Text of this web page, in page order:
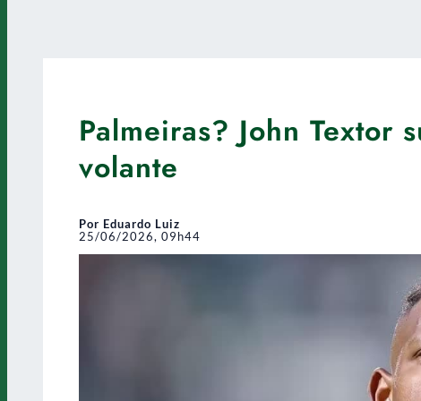
Palmeiras? John
volante
Por Eduardo Luiz
25/06/2026, 09h44